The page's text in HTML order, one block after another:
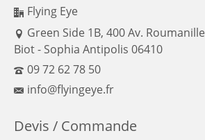
Flying Eye
Green Side 1B, 400 Av. Roumanille
Biot - Sophia Antipolis 06410
09 72 62 78 50
info@flyingeye.fr
Devis / Commande